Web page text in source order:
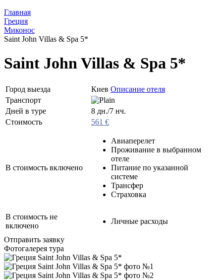
Главная
Греция
Миконос
Saint John Villas & Spa 5*
Saint John Villas & Spa 5*
Город выезда Киев Описание отеля
Транспорт
Дней в туре
8 дн./7 нч.
Стоимость
561 €
В стоимость включено
Авиаперелет
Проживание в выбранном
отеле
Питание по указанной
системе
Трансфер
Страховка
В стоимость не
включено
Личные расходы
Отправить заявку
Фотогалерея тура